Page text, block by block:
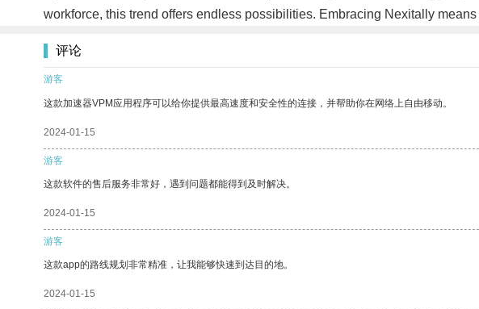
workforce, this trend offers endless possibilities. Embracing Nexitally
评论
游客
这款加速器VPM应用程序可以给你提供最高速度和安全性的连接，并帮助你在网络上自由移动。
2024-01-15
游客
这款软件的售后服务非常好，遇到问题都能得到及时解决。
2024-01-15
游客
这款app的路线规划非常精准，让我能够快速到达目的地。
2024-01-15